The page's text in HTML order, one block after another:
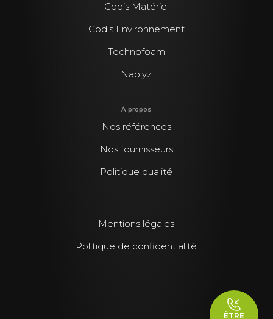
ÊTRE
Codis Matériel
Codis Environnement
Technofoam
Naolyz
À propos
Nos références
Nos fournisseurs
Politique qualité
Mentions légales
Politique de confidentialité